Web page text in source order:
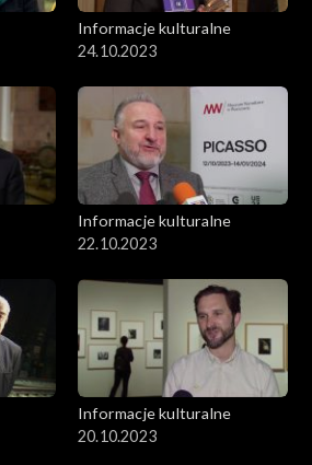
Informacje kulturalne
24.10.2023
Informacje kulturalne
22.10.2023
Informacje kulturalne
20.10.2023